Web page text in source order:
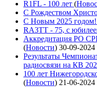
R1FL - 100 лет (
С Рождеством
С Новым 2025 годом!
RA3TT - 75, с
Аккредитация РО
(Новости) 30-09-2024
Результаты
радиосвязи на КВ
100 лет
(Новости) 21-06-2024